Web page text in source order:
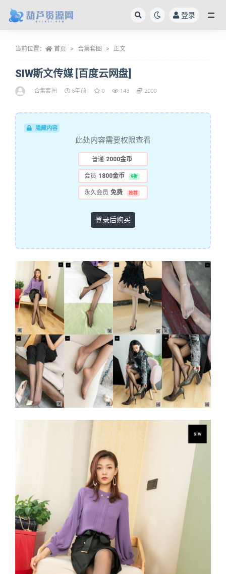
登录
当前位置： 首页 合集套图 正文
SIW斯文传媒 [百度云网盘]
合集套图 5年前 0 143 2000
隐藏内容
此处内容需要权限查看
普通 2000金币
会员 1800金币 9折
永久会员 免费 推荐
登录后购买